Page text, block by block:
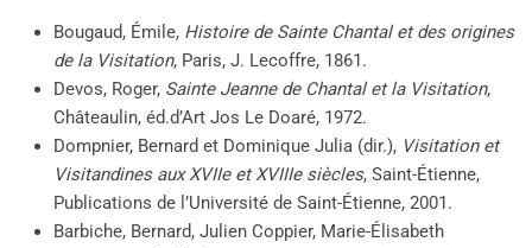
Bougaud, Émile, Histoire de Sainte Chantal et des origines
de la Visitation, Paris, J. Lecoffre, 1861.
Devos, Roger, Sainte Jeanne de Chantal et la Visitation,
Châteaulin, éd.d’Art Jos Le Doaré, 1972.
Dompnier, Bernard et Dominique Julia (dir.), Visitation et
Visitandines aux XVIIe et XVIIIe siècles, Saint-Étienne,
Publications de l’Université de Saint-Étienne, 2001.
Barbiche, Bernard, Julien Coppier, Marie-Élisabeth